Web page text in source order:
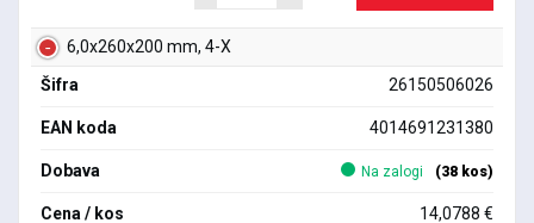
6,0x260x200 mm, 4-X
Šifra
26150506026
EAN koda 4014691231380
Dobava Na zalogi (38 kos)
Cena / kos 14,0788 €